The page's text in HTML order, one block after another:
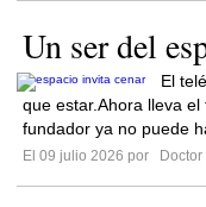
Un ser del
El
que estar.Ahora lleva
fundador ya no puede
El 09 julio 2026 por